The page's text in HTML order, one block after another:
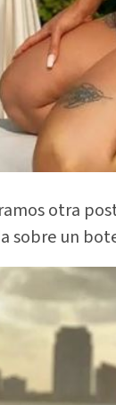
otra
sobre un